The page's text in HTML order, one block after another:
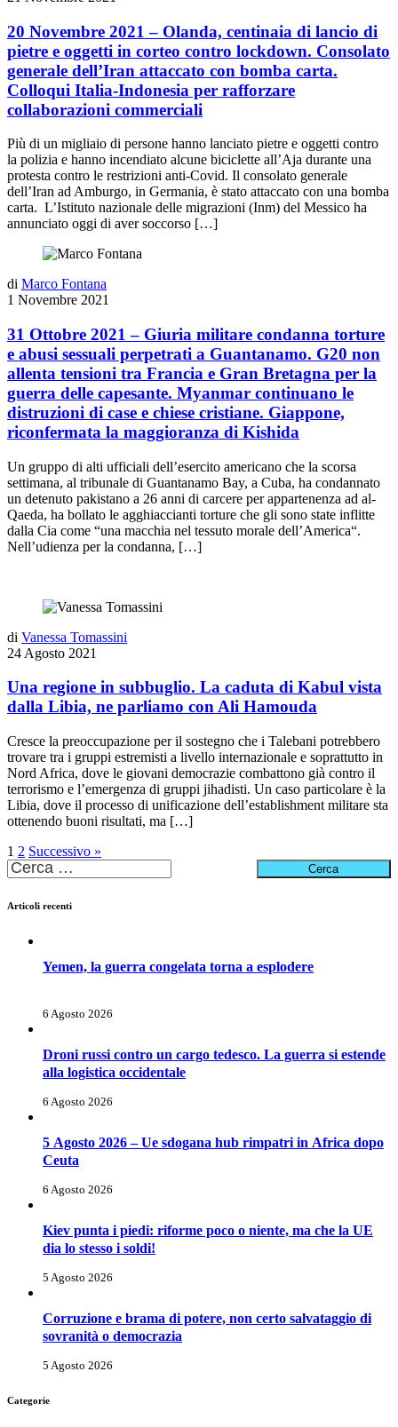
20 Novembre 2021 – Olanda, centinaia di lancio di
pietre e oggetti in corteo contro lockdown. Consolato
generale dell’Iran attaccato con bomba carta.
Colloqui Italia-Indonesia per rafforzare
collaborazioni commerciali
Più di un migliaio di persone hanno lanciato pietre e oggetti contro
la polizia e hanno incendiato alcune biciclette all’Aja durante una
protesta contro le restrizioni anti-Covid. Il consolato generale
dell’Iran ad Amburgo, in Germania, è stato attaccato con una bomba
carta. L’Istituto nazionale delle migrazioni (Inm) del Messico ha
annunciato oggi di aver soccorso […]
di Marco Fontana
1 Novembre 2021
31 Ottobre 2021 – Giuria militare condanna torture
e abusi sessuali perpetrati a Guantanamo. G20 non
allenta tensioni tra Francia e Gran Bretagna per la
guerra delle capesante. Myanmar continuano le
distruzioni di case e chiese cristiane. Giappone,
riconfermata la maggioranza di Kishida
Un gruppo di alti ufficiali dell’esercito americano che la scorsa
settimana, al tribunale di Guantanamo Bay, a Cuba, ha condannato
un detenuto pakistano a 26 anni di carcere per appartenenza ad al-
Qaeda, ha bollato le agghiaccianti torture che gli sono state inflitte
dalla Cia come “una macchia nel tessuto morale dell’America“.
Nell’udienza per la condanna, […]
di Vanessa Tomassini
24 Agosto 2021
Una regione in subbuglio. La caduta di Kabul vista
dalla Libia, ne parliamo con Ali Hamouda
Cresce la preoccupazione per il sostegno che i Talebani potrebbero
trovare tra i gruppi estremisti a livello internazionale e soprattutto in
Nord Africa, dove le giovani democrazie combattono già contro il
terrorismo e l’emergenza di gruppi jihadisti. Un caso particolare è la
Libia, dove il processo di unificazione dell’establishment militare sta
ottenendo buoni risultati, ma […]
1 2 Successivo »
Ricerca
per:
Articoli recenti
Yemen, la guerra congelata torna a esplodere
6 Agosto 2026
Droni russi contro un cargo tedesco. La guerra si estende
alla logistica occidentale
6 Agosto 2026
5 Agosto 2026 – Ue sdogana hub rimpatri in Africa dopo
Ceuta
6 Agosto 2026
Kiev punta i piedi: riforme poco o niente, ma che la UE
dia lo stesso i soldi!
5 Agosto 2026
Corruzione e brama di potere, non certo salvataggio di
sovranità o democrazia
5 Agosto 2026
Categorie